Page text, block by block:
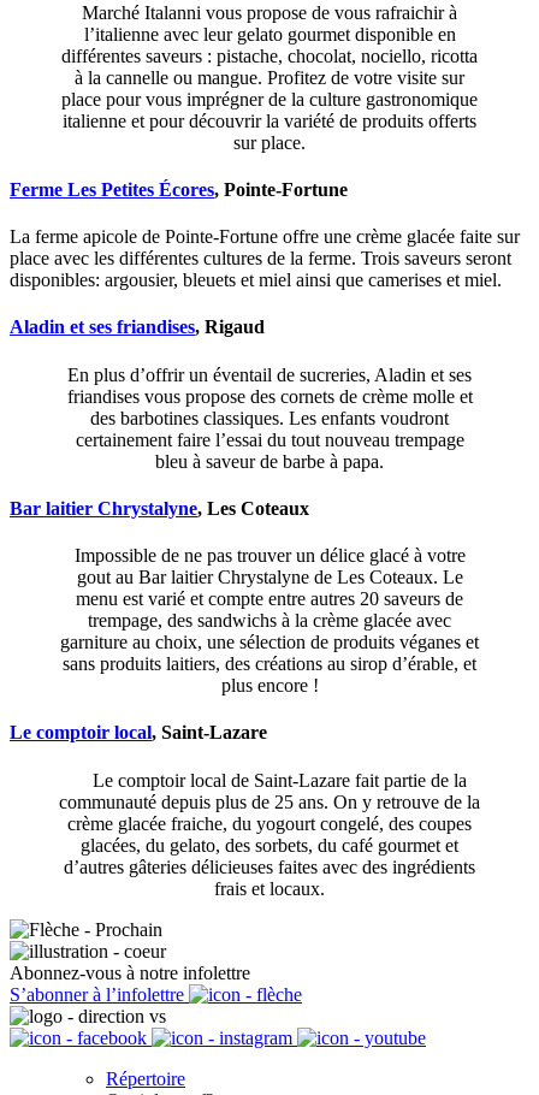
Marché Italanni vous propose de vous rafraichir à
l’italienne avec leur gelato gourmet disponible en
différentes saveurs : pistache, chocolat, nociello, ricotta
à la cannelle ou mangue. Profitez de votre visite sur
place pour vous imprégner de la culture gastronomique
italienne et pour découvrir la variété de produits offerts
sur place.
Ferme Les Petites Écores, Pointe-Fortune
La ferme apicole de Pointe-Fortune offre une crème glacée faite sur
place avec les différentes cultures de la ferme. Trois saveurs seront
disponibles: argousier, bleuets et miel ainsi que camerises et miel.
Aladin et ses friandises, Rigaud
En plus d’offrir un éventail de sucreries, Aladin et ses
friandises vous propose des cornets de crème molle et
des barbotines classiques. Les enfants voudront
certainement faire l’essai du tout nouveau trempage
bleu à saveur de barbe à papa.
Bar laitier Chrystalyne, Les Coteaux
Impossible de ne pas trouver un délice glacé à votre
gout au Bar laitier Chrystalyne de Les Coteaux. Le
menu est varié et compte entre autres 20 saveurs de
trempage, des sandwichs à la crème glacée avec
garniture au choix, une sélection de produits véganes et
sans produits laitiers, des créations au sirop d’érable, et
plus encore !
Le comptoir local, Saint-Lazare
Le comptoir local de Saint-Lazare fait partie de la
communauté depuis plus de 25 ans. On y retrouve de la
crème glacée fraiche, du yogourt congelé, des coupes
glacées, du gelato, des sorbets, du café gourmet et
d’autres gâteries délicieuses faites avec des ingrédients
frais et locaux.
Abonnez-vous à notre infolettre
S’abonner à l’infolettre
Répertoire